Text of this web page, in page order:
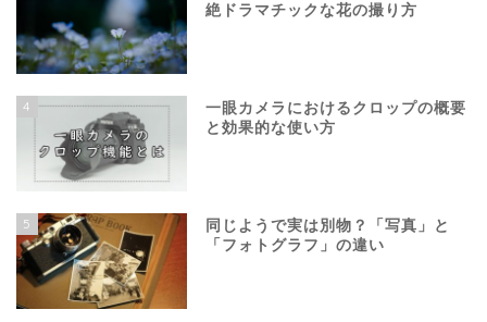
絶ドラマチックな花の撮り方
4
一眼カメラにおけるクロップの概要
と効果的な使い方
5
同じようで実は別物？「写真」と
「フォトグラフ」の違い